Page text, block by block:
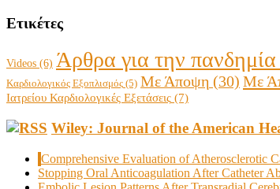
Ετικέτες
Videos (6) Άρθρα για την πανδημία
Καρδιολογικός Εξοπλισμός (5) Με Άποψη (30) Με
Ιατρείου Καρδιολογικές Εξετάσεις (7)
Wiley: Journal of the American
Comprehensive Evaluation of Atherosclerotic
Stopping Oral Anticoagulation After Catheter